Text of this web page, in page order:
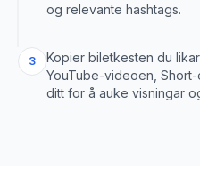
og relevante hashtags.
3
Kopier biletkesten du
YouTube-videoen,
ditt for å auke visningar